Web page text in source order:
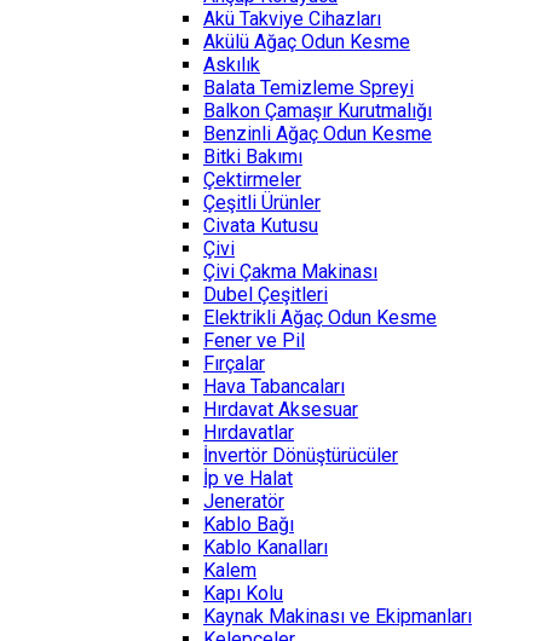
Akü Takviye Cihazları
Akülü Ağaç Odun Kesme
Askılık
Balata Temizleme Spreyi
Balkon Çamaşır Kurutmalığı
Benzinli Ağaç Odun Kesme
Bitki Bakımı
Çektirmeler
Çeşitli Ürünler
Civata Kutusu
Çivi
Çivi Çakma Makinası
Dubel Çeşitleri
Elektrikli Ağaç Odun Kesme
Fener ve Pil
Fırçalar
Hava Tabancaları
Hırdavat Aksesuar
Hırdavatlar
İnvertör Dönüştürücüler
İp ve Halat
Jeneratör
Kablo Bağı
Kablo Kanalları
Kalem
Kapı Kolu
Kaynak Makinası ve Ekipmanları